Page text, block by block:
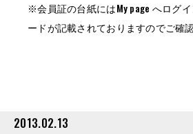
※会員証の台紙にはMy page へログ
ードが記載されておりますのでご確
2013.02.13